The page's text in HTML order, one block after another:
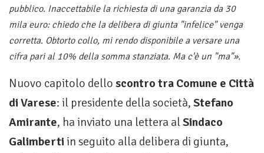
pubblico. Inaccettabile la richiesta di una garanzia da 30
mila euro: chiedo che la delibera di giunta "infelice" venga
corretta. Obtorto collo, mi rendo disponibile a versare una
cifra pari al 10% della somma stanziata. Ma c'è un "ma"».
Nuovo capitolo dello scontro tra Comune e Città
di Varese: il presidente della società, Stefano
Amirante, ha inviato una lettera alSindaco
Galimberti in seguito alla delibera di giunta,